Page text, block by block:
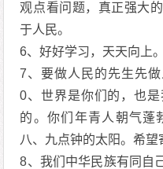
观点看问题，真正强大
于人民。
6、好好学习，天天向
7、要做人民的先生
0、世界是你们的，也是
的。你们年青人朝气蓬
八、九点钟的太阳。希
8、我们中华民族有同自